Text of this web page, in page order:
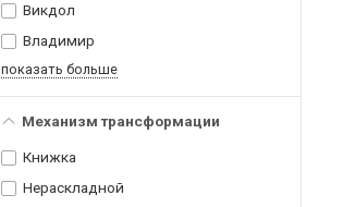
Викдол
Владимир
показать больше
Механизм трансформации
Книжка
Нераскладной